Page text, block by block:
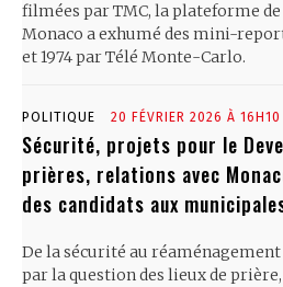
filmées par TMC, la plateforme
Monaco a exhumé des mini-
et 1974 par Télé Monte-Carlo.
POLITIQUE 20 FÉVRIER 2026 À 16H10
Sécurité, projets pour le
prières, relations avec
des candidats aux
De la sécurité au réaménagement
par la question des lieux de